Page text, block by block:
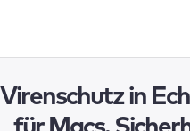
Virenschutz in